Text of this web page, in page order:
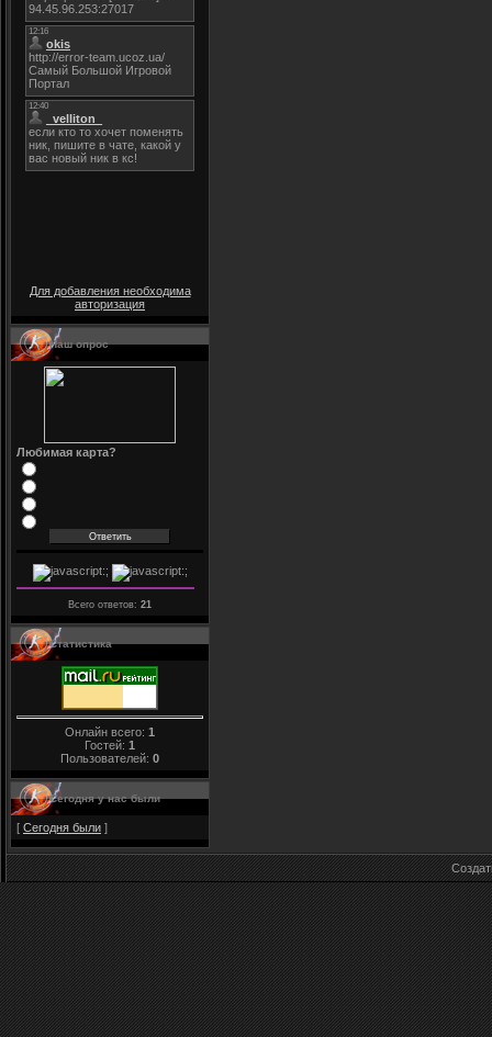
Для добавления необходима
авторизация
Наш опрос
Любимая карта?
Всего ответов: 21
Статистика
Онлайн всего: 1
Гостей: 1
Пользователей: 0
Сегодня у нас были
[ Сегодня были ]